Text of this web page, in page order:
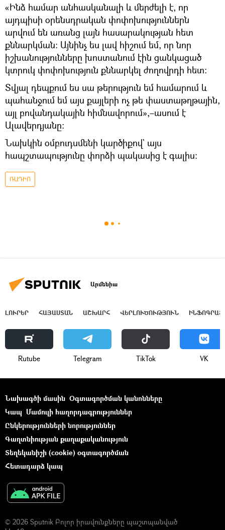
«Ինձ համար անհասկանալի և մերժելի է, որ
այդպիսի օրենսդրական փոփոխություններն
արվում են առանց լայն հասարակության հետ
քննարկման։ Այնինչ ես լավ հիշում եմ, որ նոր
իշխանությունները խոստանում էին ցանկացած
կտրուկ փոփոխություն քննարկել ժողովրդի հետ։
Տվյալ դեպքում ես սա թերություն եմ համարում և
պահանջում եմ այս քայլերի ոչ թե փաստաթղթային,
այլ բովանդակային հիմնավորում»,–ասում է
Ալավերդյանը։
Նախկին օմբուդսմենի կարծիքով` այս
հապշտապությունը փորձի պակասից է գալիս։
ՌԱԴԻՈ
Արմենիա
ԼՈՒՐԵՐ ՀԱՅԱՍՏԱՆ ԱՇԽԱՐՀ ՎԵՐԼՈՒԾՈՒԹՅՈՒՆ
Rutube Telegram ТikТоk VK
Նախագծի մասին Օգտագործման կանոնները
Կապ Մամուլի հաղորդագրություններ
Ընկերությունների նորություններ
Գաղտնիության քաղաքականություն
Տեղեկանիշի (cookie) օգտագործման
Հետադարձ կապ
© 2026 Sputnik Բոլոր իրավունքները պաշտպանված